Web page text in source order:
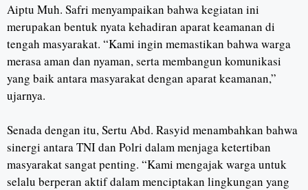
Aiptu Muh. Safri menyampaikan bahwa kegiatan ini
merupakan bentuk nyata kehadiran aparat keamanan di
tengah masyarakat. “Kami ingin memastikan bahwa warga
merasa aman dan nyaman, serta membangun komunikasi
yang baik antara masyarakat dengan aparat keamanan,”
ujarnya.
Senada dengan itu, Sertu Abd. Rasyid menambahkan bahwa
sinergi antara TNI dan Polri dalam menjaga ketertiban
masyarakat sangat penting. “Kami mengajak warga untuk
selalu berperan aktif dalam menciptakan lingkungan yang